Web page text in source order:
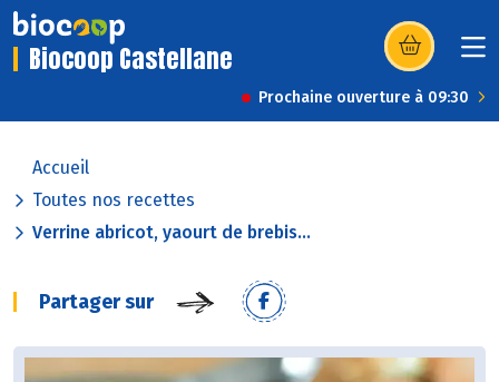
Biocoop Castellane (s’ouvre dans
Prochaine ouverture à 09:30
Accueil
Toutes nos recettes
Verrine abricot, yaourt de brebis...
Partager sur